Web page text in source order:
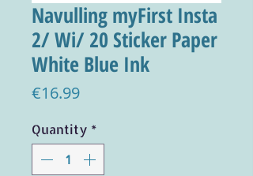
Navulling myFirst Insta
2/ Wi/ 20 Sticker Paper
White Blue Ink
€16.99Price
Quantity *